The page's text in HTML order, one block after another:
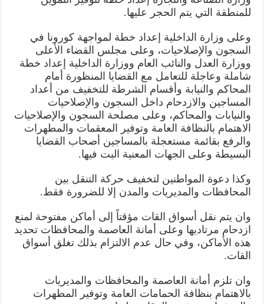
للمنطقة التي يتم الحجر عليها.
وعلى وزارة الداخلية إعداد خطة لمواجهة كورونا في
السجون والإصلاحيات، وعلى مجلس القضاء الأعلى
ووزارة العدل والنائب العام ووزارة الداخلية إعداد خطة
شاملة وعاجلة للتعامل مع القضايا المنظورة أمام
المحاكم والنيابة وأقسام الشرطة للتخفيف من أعداد
المساجين والازدحام داخل السجون والإصلاحيات
والنيابات والمحاكم، وعلى مصلحة السجون والإصلاحيات
الاهتمام بالنظافة العامة وتوفير المعقمات والمطهرات
والرفع بقائمة مستعجلة بالمساجين أصحاب القضايا
البسيطة وعلى الجهات المعنية البت فيها.
وكذا دعوة المواطنين لتخفيف حركة التنقل بين
المحافظات والمديريات والمدن إلا للضرورة فقط.
وان يتم نقل أسواق القات مؤقتاً إلى أماكن مفتوحة لمنع
ازدحام مرتاديها وعلى أمانة العاصمة والمحافظات تحديد
هذه الأماكن، وفي حال عدم الالتزام بذلك تغلق أسواق
القات.
وان تلزم أمانة العاصمة والمحافظات والمديريات
بالاهتمام بنظافة الحمامات العامة وتوفير المطهرات